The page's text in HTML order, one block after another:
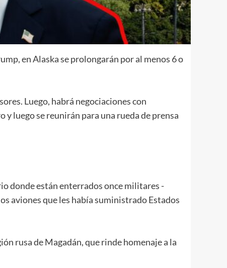
en Alaska se prolongarán por al menos 6 o
Luego, habrá negociaciones con
luego se reunirán para una rueda de prensa
donde están enterrados once militares -
aviones que les había suministrado Estados
rusa de Magadán, que rinde homenaje a la